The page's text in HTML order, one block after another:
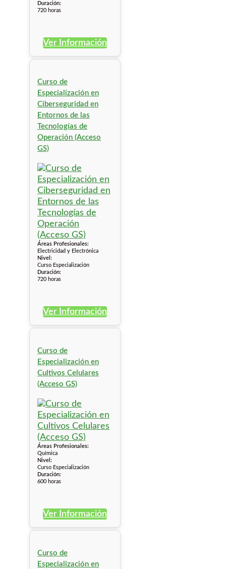
Duración:
720 horas
Ver Información
Curso de
Especialización en
Ciberseguridad en
Entornos de las
Tecnologías de
Operación (Acceso
GS)
Áreas Profesionales:
Electricidad y Electrónica
Nivel:
Curso Especialización
Duración:
720 horas
Ver Información
Curso de
Especialización en
Cultivos Celulares
(Acceso GS)
Áreas Profesionales:
Química
Nivel:
Curso Especialización
Duración:
600 horas
Ver Información
Curso de
Especialización en